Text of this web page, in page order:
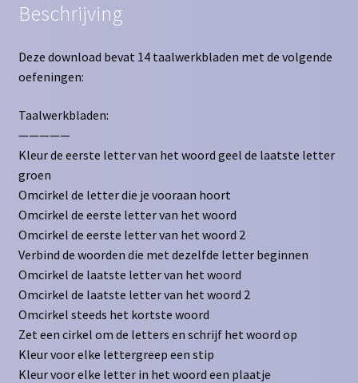
Beschrijving
Deze download bevat 14 taalwerkbladen met de volgende
oefeningen:
Taalwerkbladen:
—————
Kleur de eerste letter van het woord geel de laatste letter
groen
Omcirkel de letter die je vooraan hoort
Omcirkel de eerste letter van het woord
Omcirkel de eerste letter van het woord 2
Verbind de woorden die met dezelfde letter beginnen
Omcirkel de laatste letter van het woord
Omcirkel de laatste letter van het woord 2
Omcirkel steeds het kortste woord
Zet een cirkel om de letters en schrijf het woord op
Kleur voor elke lettergreep een stip
Kleur voor elke letter in het woord een plaatje